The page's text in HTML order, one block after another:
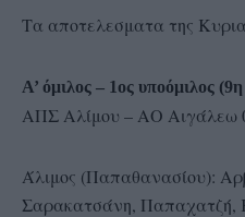
Τα αποτελεσματα της
Α’ όμιλος – 1ος υποόμιλος
ΑΠΣ Αλίμου – ΑΟ Αιγάλεω
Άλιμος (Παπαθανασίου):
Σαρακατσάνη, Παπαχατζή,